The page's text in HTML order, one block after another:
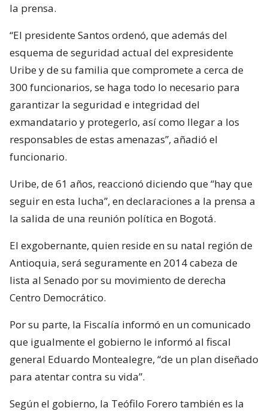
la prensa.
“El presidente Santos ordenó, que además del
esquema de seguridad actual del expresidente
Uribe y de su familia que compromete a cerca de
300 funcionarios, se haga todo lo necesario para
garantizar la seguridad e integridad del
exmandatario y protegerlo, así como llegar a los
responsables de estas amenazas”, añadió el
funcionario.
Uribe, de 61 años, reaccionó diciendo que “hay que
seguir en esta lucha”, en declaraciones a la prensa a
la salida de una reunión política en Bogotá.
El exgobernante, quien reside en su natal región de
Antioquia, será seguramente en 2014 cabeza de
lista al Senado por su movimiento de derecha
Centro Democrático.
Por su parte, la Fiscalía informó en un comunicado
que igualmente el gobierno le informó al fiscal
general Eduardo Montealegre, “de un plan diseñado
para atentar contra su vida”.
Según el gobierno, la Teófilo Forero también es la